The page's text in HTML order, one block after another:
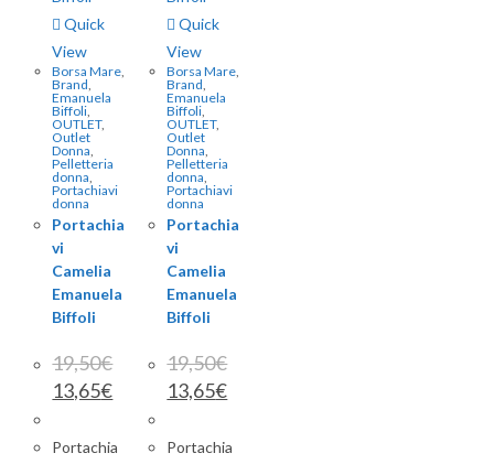
Quick
View
Borsa Mare,
Brand,
Emanuela
Biffoli,
OUTLET,
Outlet
Donna,
Pelletteria
donna,
Portachiavi
donna
Portachia
vi
Camelia
Emanuela
Biffoli
19,50€
13,65€
Portachia
Quick
View
Borsa Mare,
Brand,
Emanuela
Biffoli,
OUTLET,
Outlet
Donna,
Pelletteria
donna,
Portachiavi
donna
Portachia
vi
Camelia
Emanuela
Biffoli
19,50€
13,65€
Portachia